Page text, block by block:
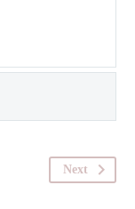
Next